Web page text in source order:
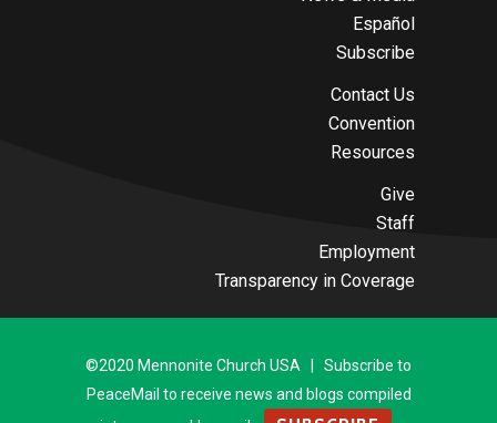
Español
Subscribe
Contact Us
Convention
Resources
Give
Staff
Employment
Transparency in Coverage
©2020 Mennonite Church USA | Subscribe to
PeaceMail to receive news and blogs compiled